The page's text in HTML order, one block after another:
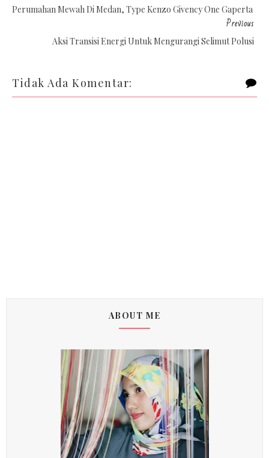
Perumahan Mewah Di Medan, Type Kenzo Givency One Gaperta
Previous
Aksi Transisi Energi Untuk Mengurangi Selimut Polusi
Tidak Ada Komentar:
ABOUT ME